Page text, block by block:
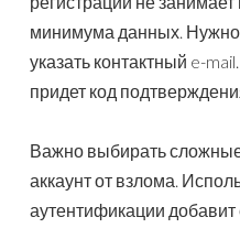
минимума данных. Нужно
указать контактный e-
придет код
Важно выбирать
аккаунт от взлома.
аутентификации